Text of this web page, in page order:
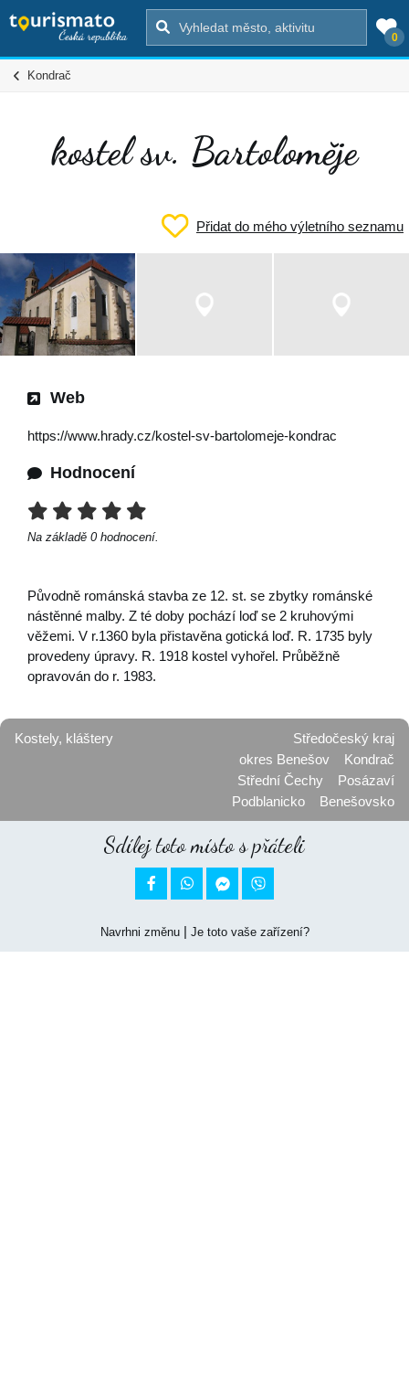
0
Kondrač
kostel sv. Bartoloměje
Přidat do mého výletního seznamu
Web
https://www.hrady.cz/kostel-sv-bartolomeje-kondrac
Hodnocení
Na základě 0 hodnocení.
Původně románská stavba ze 12. st. se zbytky románské
nástěnné malby. Z té doby pochází loď se 2 kruhovými
věžemi. V r.1360 byla přistavěna gotická loď. R. 1735 byly
provedeny úpravy. R. 1918 kostel vyhořel. Průběžně
opravován do r. 1983.
Kostely, kláštery
Středočeský kraj
okres Benešov
Kondrač
Střední Čechy
Posázaví
Podblanicko
Benešovsko
Sdílej toto místo s přáteli
 
Navrhni změnu| Je toto vaše zařízení?